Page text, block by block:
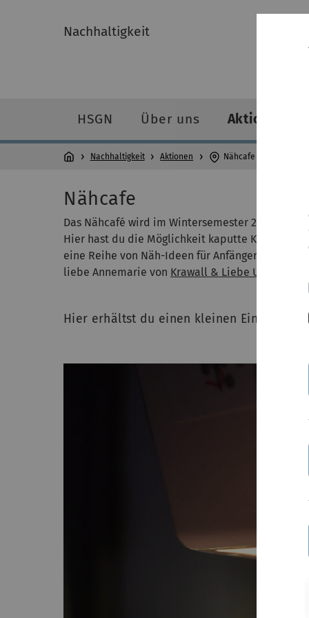
Nachhaltigkeit
HSGN Über uns Aktionen
Nachhaltigkeit Aktionen Nähcafe
Nähcafe
Das Nähcafé wird im Wintersemester 24/25
Hier hast du die Möglichkeit kaputte
eine Reihe von Näh-Ideen für Anfänger
liebe Annemarie von Krawall & Liebe Ulm
Hier erhältst du einen kleinen Einblick: